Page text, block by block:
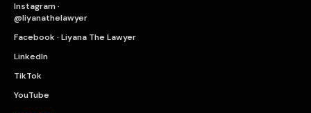
Instagram ·
@liyanathelawyer
Facebook · Liyana The Lawyer
LinkedIn
TikTok
YouTube